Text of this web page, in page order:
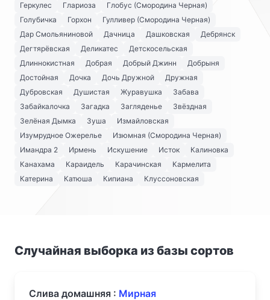
Геркулес
Глариоза
Глобус (Смородина Черная)
Голубичка
Горхон
Гулливер (Смородина Черная)
Дар Смольяниновой
Дачница Дашковская
Дебрянск
Дегтярёвская
Деликатес
Детскосельская
Длиннокистная
Добрая Добрый Джинн
Добрыня
Достойная
Дочка Дочь Дружной
Дружная
Дубровская
Душистая Журавушка
Забава
Забайкалочка
Загадка Загляденье
Звёздная
Зелёная Дымка
Зуша
Измайловская
Изумрудное Ожерелье
Изюмная (Смородина Черная)
Имандра 2
Ирмень Искушение Исток
Калиновка
Канахама
Караидель Карачинская
Кармелита
Катерина
Катюша Кипиана Клуссоновская
Случайная выборка из базы сортов
Слива домашняя : Мирная